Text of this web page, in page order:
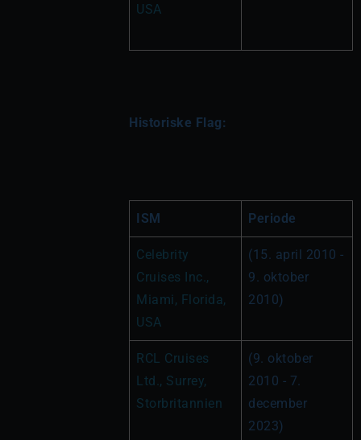
USA
Historiske Flag:
ISM Periode
Celebrity
Cruises Inc.,
Miami, Florida,
USA
(15. april 2010 -
9. oktober
2010)
RCL Cruises
Ltd., Surrey,
Storbritannien
(9. oktober
2010 - 7.
december
2023)